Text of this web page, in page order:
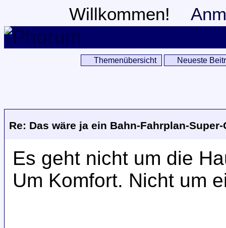
Willkommen!
Themenübersicht Neueste
Re: Das wäre ja ein Bahn-Fahrplan-Super-
Es geht nicht um die
Um Komfort. Nicht um